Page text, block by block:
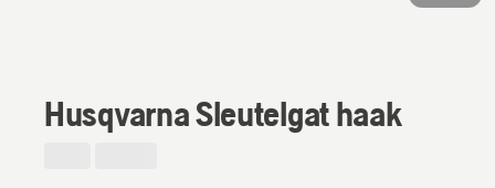
Husqvarna Sleutelgat haak